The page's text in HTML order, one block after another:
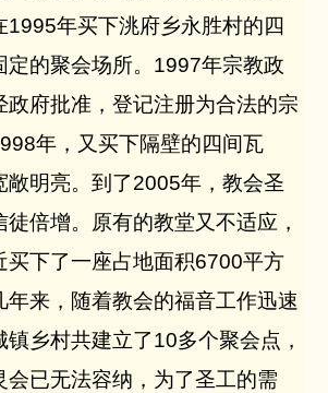
1995年买下洮府乡永胜村的四
的聚会场所。 1997年宗教政
政府批准，登记注册为合法的宗
年，又买下隔壁的四间瓦
敞明亮。到了2005年，教会圣
倍增。原有的教堂又不适应，
买下了一座占地面积6700平方
年来，随着教会的福音工作迅速
镇乡村共建立了10多个聚会点，
会已无法容纳，为了圣工的需